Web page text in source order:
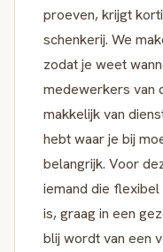
proeven, krijgt
schenkerij. We
zodat je weet
medewerkers van
makkelijk van
hebt waar je bij
belangrijk. Voor
iemand die
is, graag in een
blij wordt van een